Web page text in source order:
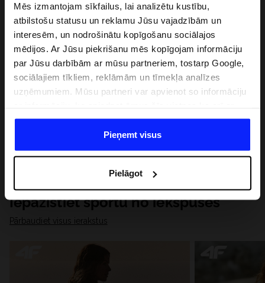
Mēs izmantojam sīkfailus, lai analizētu kustību,
atbilstošu statusu un reklamu Jūsu vajadzībām un
interesēm, un nodrošinātu kopīgošanu sociālajos
mēdijos. Ar Jūsu piekrišanu mēs kopīgojam informāciju
par Jūsu darbībām ar mūsu partneriem, tostarp Google,
sociālajiem tīkliem, reklāmām un tīmekļa analīzes
uzņēmumiem. Mūsu partneri var apvienot so informāciju
datiem, ko viņi iegūst, izmantojot viņu pakalpojumus. Ar
Jūsu atļauju, mēs varam pārsūtīt Jūsu personas datus
saviem partneriem, lai uzlabotu veidu, kadā tiek rādīta
saturu un uzlabotu mūsu partneru piedāvātos risinajumus
( piem. socialos tīklus). Detalizētu informāciju var atrast
mūsu Privātuma politikā un sadaļā "Detaļas".
Pieņemt visus
Pielāgot
Iepazīstiet sportu no iekšpuses
Pārbaudiet visus ierakstus